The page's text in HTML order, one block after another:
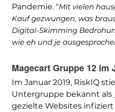
Pandemie. "Mit vielen
Kauf gezwungen, was
Digital-Skimming
wie eh und je
Magecart Gruppe 12 im
Im Januar 2019, RiskIQ
Untergruppe bekannt als
gezielte Websites